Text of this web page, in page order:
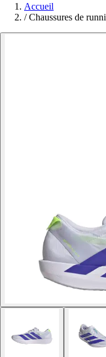
Accueil
/ Chaussures de